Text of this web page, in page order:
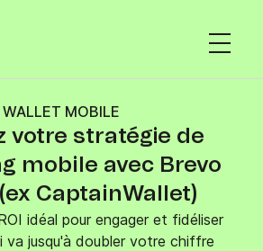
WALLET MOBILE
votre stratégie de
mobile avec Brevo
CaptainWallet)
idéal pour engager et fidéliser
va jusqu'à doubler votre chiffre